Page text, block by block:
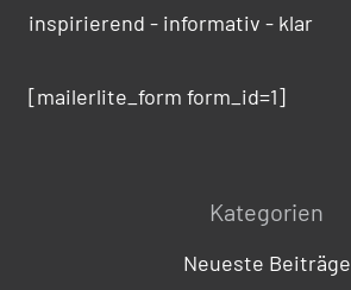
inspirierend - informativ - klar
[mailerlite_form form_id=1]
Kategorien
Neueste Beiträge